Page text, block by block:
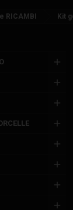
RICAMBI Kit